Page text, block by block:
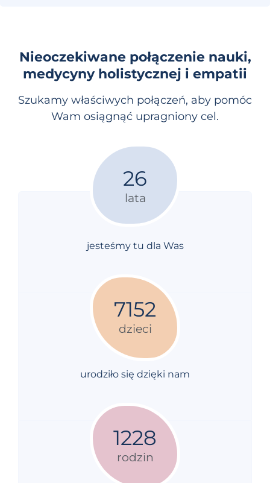
Nieoczekiwane połączenie nauki,
medycyny holistycznej i empatii
Szukamy właściwych połączeń, aby pomóc
Wam osiągnąć upragniony cel.
lata
26
jesteśmy tu dla Was
dzieci
7152
urodziło się dzięki nam
rodzin
1228